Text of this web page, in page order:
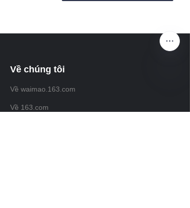
Về chúng tôi
Về waimao.163.com
Về 163.com
VI